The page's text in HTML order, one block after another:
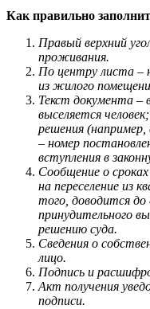
Как правильно
Правый верхний
проживания.
По центру листа –
из жилого
Текст документа –
выселяется
решения (например,
– номер
вступления в
Сообщение о
на переселение из
того, доводится до
принудительного
решению суда.
Сведения о
лицо.
Подпись и
Акт получения
подписи.